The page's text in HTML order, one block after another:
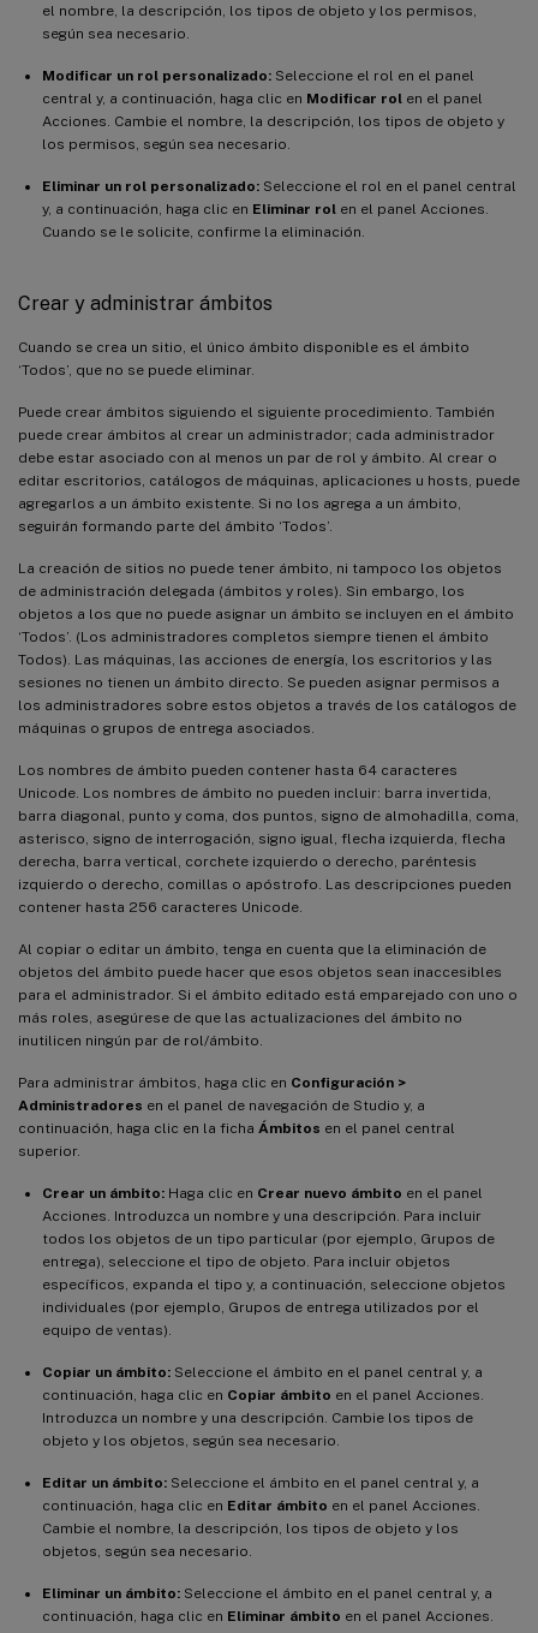
el nombre, la descripción, los tipos de objeto y los permisos,
según sea necesario.
Modificar un rol personalizado: Seleccione el rol en el panel
central y, a continuación, haga clic en Modificar rol en el panel
Acciones. Cambie el nombre, la descripción, los tipos de objeto y
los permisos, según sea necesario.
Eliminar un rol personalizado: Seleccione el rol en el panel central
y, a continuación, haga clic en Eliminar rol en el panel Acciones.
Cuando se le solicite, confirme la eliminación.
Crear y administrar ámbitos
Cuando se crea un sitio, el único ámbito disponible es el ámbito
‘Todos’, que no se puede eliminar.
Puede crear ámbitos siguiendo el siguiente procedimiento. También
puede crear ámbitos al crear un administrador; cada administrador
debe estar asociado con al menos un par de rol y ámbito. Al crear o
editar escritorios, catálogos de máquinas, aplicaciones u hosts, puede
agregarlos a un ámbito existente. Si no los agrega a un ámbito,
seguirán formando parte del ámbito ‘Todos’.
La creación de sitios no puede tener ámbito, ni tampoco los objetos
de administración delegada (ámbitos y roles). Sin embargo, los
objetos a los que no puede asignar un ámbito se incluyen en el ámbito
‘Todos’. (Los administradores completos siempre tienen el ámbito
Todos). Las máquinas, las acciones de energía, los escritorios y las
sesiones no tienen un ámbito directo. Se pueden asignar permisos a
los administradores sobre estos objetos a través de los catálogos de
máquinas o grupos de entrega asociados.
Los nombres de ámbito pueden contener hasta 64 caracteres
Unicode. Los nombres de ámbito no pueden incluir: barra invertida,
barra diagonal, punto y coma, dos puntos, signo de almohadilla, coma,
asterisco, signo de interrogación, signo igual, flecha izquierda, flecha
derecha, barra vertical, corchete izquierdo o derecho, paréntesis
izquierdo o derecho, comillas o apóstrofo. Las descripciones pueden
contener hasta 256 caracteres Unicode.
Al copiar o editar un ámbito, tenga en cuenta que la eliminación de
objetos del ámbito puede hacer que esos objetos sean inaccesibles
para el administrador. Si el ámbito editado está emparejado con uno o
más roles, asegúrese de que las actualizaciones del ámbito no
inutilicen ningún par de rol/ámbito.
Para administrar ámbitos, haga clic en Configuración >
Administradores en el panel de navegación de Studio y, a
continuación, haga clic en la ficha Ámbitos en el panel central
superior.
Crear un ámbito: Haga clic en Crear nuevo ámbito en el panel
Acciones. Introduzca un nombre y una descripción. Para incluir
todos los objetos de un tipo particular (por ejemplo, Grupos de
entrega), seleccione el tipo de objeto. Para incluir objetos
específicos, expanda el tipo y, a continuación, seleccione objetos
individuales (por ejemplo, Grupos de entrega utilizados por el
equipo de ventas).
Copiar un ámbito: Seleccione el ámbito en el panel central y, a
continuación, haga clic en Copiar ámbito en el panel Acciones.
Introduzca un nombre y una descripción. Cambie los tipos de
objeto y los objetos, según sea necesario.
Editar un ámbito: Seleccione el ámbito en el panel central y, a
continuación, haga clic en Editar ámbito en el panel Acciones.
Cambie el nombre, la descripción, los tipos de objeto y los
objetos, según sea necesario.
Eliminar un ámbito: Seleccione el ámbito en el panel central y, a
continuación, haga clic en Eliminar ámbito en el panel Acciones.